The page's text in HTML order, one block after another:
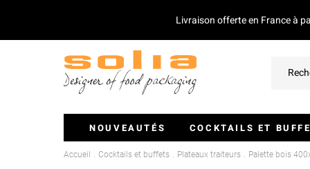
Livraison offerte en France à
NOUVEAUTÉS COCKTAILS ET
Verrines Et Monoportions
Accueil Cocktails et buffets Plateaux traiteurs Palette bois